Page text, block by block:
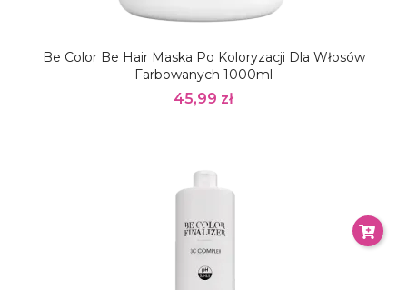
Be Color Be Hair Maska Po Koloryzacji Dla Włosów
Farbowanych 1000ml
45,99 zł